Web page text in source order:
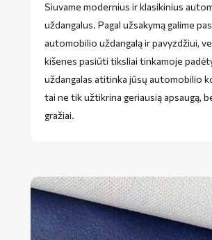
Siuvame modernius ir klasikinius
uždangalus. Pagal užsakymą galime
automobilio uždangalą ir pavyzdžiui,
kišenes pasiūti tiksliai tinkamoje
uždangalas atitinka jūsų automobilio
tai ne tik užtikrina geriausią apsaugą,
gražiai.